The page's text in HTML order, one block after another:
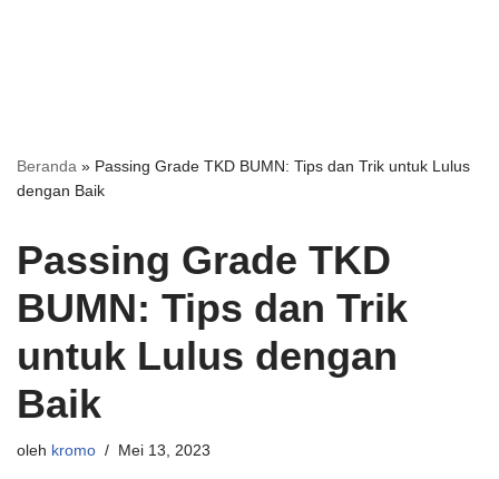
Beranda » Passing Grade TKD BUMN: Tips dan Trik untuk Lulus
dengan Baik
Passing Grade TKD
BUMN: Tips dan Trik
untuk Lulus dengan
Baik
oleh kromo Mei 13, 2023